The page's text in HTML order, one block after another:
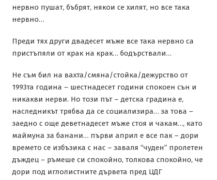
нервно пушат, бъбрят, някои се хилят, но все така
нервно…
Преди тях други двадесет мъже все така нервно са
пристъпяли от крак на крак… бодърствали…
Не съм бил на вахта/смяна/стойка/дежурство от
1993та година – шестнадесет години спокоен сън и
никакви нерви. Но този път – детска градина е,
наследникът трябва да се социализира… за това –
заедно с още деветнадесет мъже стоя и чакам…, като
маймуна за банани… първи април е все пак – дори
времето се избъзика с нас – заваля “чуден” пролетен
дъждец – ръмеше си спокойно, толкова спокойно, че
дори под иглолистните дървета пред ЦДГ